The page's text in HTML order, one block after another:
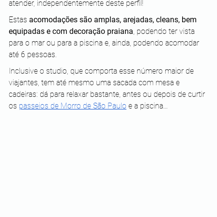
atender, independentemente deste perfil!
Estas acomodações são amplas, arejadas, cleans, bem
equipadas e com decoração praiana, podendo ter vista
para o mar ou para a piscina e, ainda, podendo acomodar
até 6 pessoas.
Inclusive o studio, que comporta esse número maior de
viajantes, tem até mesmo uma sacada com mesa e
cadeiras: dá para relaxar bastante, antes ou depois de curtir
os passeios de Morro de São Paulo e a piscina…